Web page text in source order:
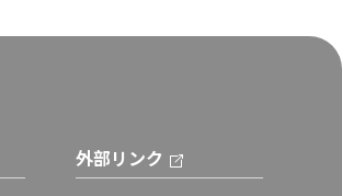
外部リンク